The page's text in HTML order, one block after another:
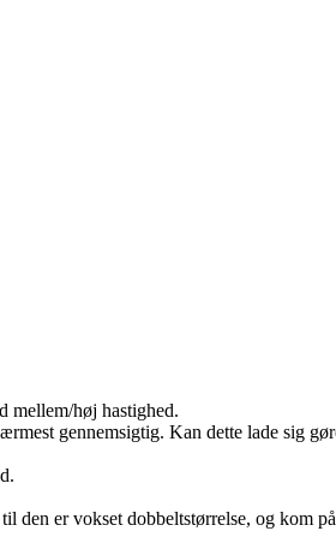
mellem/høj hastighed.
gennemsigtig. Kan dette lade sig
den er vokset dobbeltstørrelse, og kom